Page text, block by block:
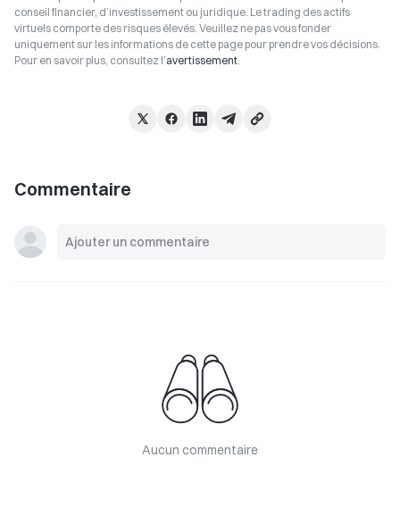
conseil financier, d’investissement ou juridique. Le trading des actifs
virtuels comporte des risques élevés. Veuillez ne pas vous fonder
uniquement sur les informations de cette page pour prendre vos décisions.
Pour en savoir plus, consultez l’avertissement.
Commentaire
Aucun commentaire